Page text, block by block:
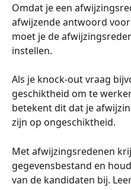
Omdat je een
afwijzende antwoord
moet je de
instellen.
Als je knock-out vraag
geschiktheid om te
betekent dit dat je
zijn op ongeschiktheid.
Met afwijzingsredenen
gegevensbestand en
van de kandidaten bij.